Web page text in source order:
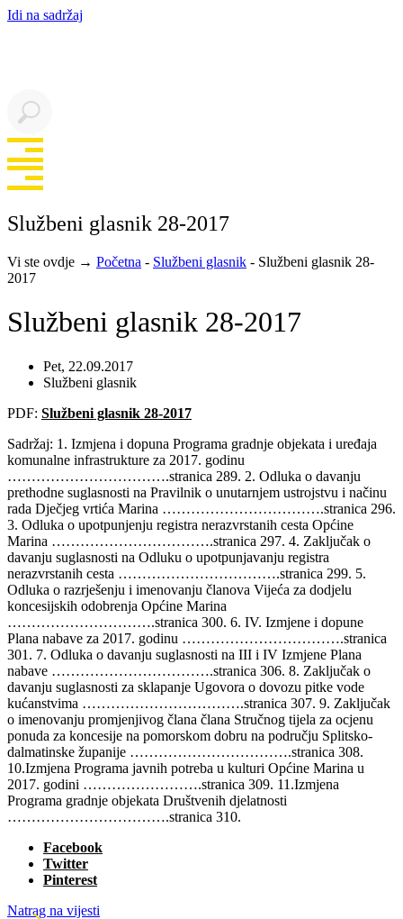
Idi na sadržaj
Službeni glasnik 28-2017
Vi ste ovdje → Početna - Službeni glasnik - Službeni glasnik 28-
2017
Službeni glasnik 28-2017
Pet, 22.09.2017
Službeni glasnik
PDF: Službeni glasnik 28-2017
Sadržaj: 1. Izmjena i dopuna Programa gradnje objekata i uređaja
komunalne infrastrukture za 2017. godinu
…………………………….stranica 289. 2. Odluka o davanju
prethodne suglasnosti na Pravilnik o unutarnjem ustrojstvu i načinu
rada Dječjeg vrtića Marina …………………………….stranica 296.
3. Odluka o upotpunjenju registra nerazvrstanih cesta Općine
Marina …………………………….stranica 297. 4. Zaključak o
davanju suglasnosti na Odluku o upotpunjavanju registra
nerazvrstanih cesta …………………………….stranica 299. 5.
Odluka o razrješenju i imenovanju članova Vijeća za dodjelu
koncesijskih odobrenja Općine Marina
………………………….stranica 300. 6. IV. Izmjene i dopune
Plana nabave za 2017. godinu …………………………….stranica
301. 7. Odluka o davanju suglasnosti na III i IV Izmjene Plana
nabave …………………………….stranica 306. 8. Zaključak o
davanju suglasnosti za sklapanje Ugovora o dovozu pitke vode
kućanstvima …………………………….stranica 307. 9. Zaključak
o imenovanju promjenjivog člana člana Stručnog tijela za ocjenu
ponuda za koncesije na pomorskom dobru na području Splitsko-
dalmatinske županije …………………………….stranica 308.
10.Izmjena Programa javnih potreba u kulturi Općine Marina u
2017. godini …………………….stranica 309. 11.Izmjena
Programa gradnje objekata Društvenih djelatnosti
…………………………….stranica 310.
Facebook
Twitter
Pinterest
Natrag na vijesti